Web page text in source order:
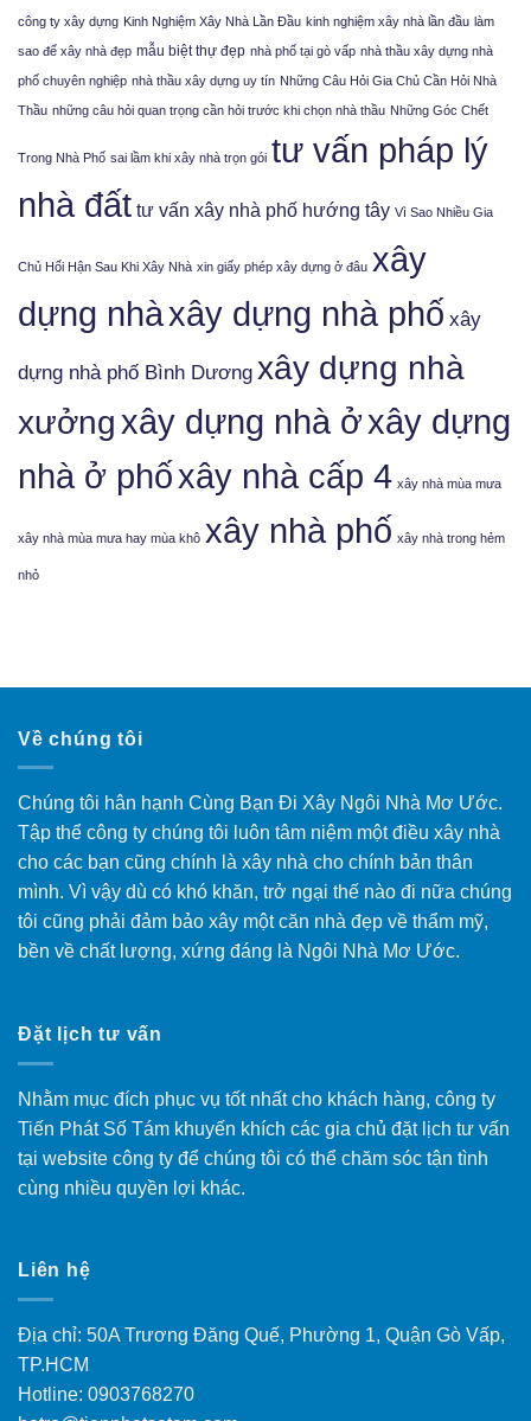
công ty xây dựng Kinh Nghiệm Xây Nhà Lần Đầu kinh nghiệm xây nhà lần đầu làm
sao để xây nhà đẹp mẫu biệt thự đẹp nhà phố tại gò vấp nhà thầu xây dựng nhà
phố chuyên nghiệp nhà thầu xây dựng uy tín Những Câu Hỏi Gia Chủ Cần Hỏi Nhà
Thầu những câu hỏi quan trọng cần hỏi trước khi chọn nhà thầu Những Góc Chết
Trong Nhà Phố sai lầm khi xây nhà trọn gói tư vấn pháp lý
nhà đất tư vấn xây nhà phố hướng tây Vì Sao Nhiều Gia
Chủ Hối Hận Sau Khi Xây Nhà xin giấy phép xây dựng ở đâu xây
dựng nhàxây dựng nhà phố xây
dựng nhà phố Bình Dương xây dựng nhà
xưởngxây dựng nhà ởxây dựng
nhà ở phốxây nhà cấp 4 xây nhà mùa mưa
xây nhà mùa mưa hay mùa khô xây nhà phố xây nhà trong hẻm
nhỏ
Về chúng tôi
Chúng tôi hân hạnh Cùng Bạn Đi Xây Ngôi Nhà Mơ Ước.
Tập thể công ty chúng tôi luôn tâm niệm một điều xây nhà
cho các bạn cũng chính là xây nhà cho chính bản thân
mình. Vì vậy dù có khó khăn, trở ngại thế nào đi nữa chúng
tôi cũng phải đảm bảo xây một căn nhà đẹp về thẩm mỹ,
bền về chất lượng, xứng đáng là Ngôi Nhà Mơ Ước.
Đặt lịch tư vấn
Nhằm mục đích phục vụ tốt nhất cho khách hàng, công ty
Tiến Phát Số Tám khuyến khích các gia chủ đặt lịch tư vấn
tại website công ty để chúng tôi có thể chăm sóc tận tình
cùng nhiều quyền lợi khác.
Liên hệ
Địa chỉ: 50A Trương Đăng Quế, Phường 1, Quận Gò Vấp,
TP.HCM
Hotline: 0903768270